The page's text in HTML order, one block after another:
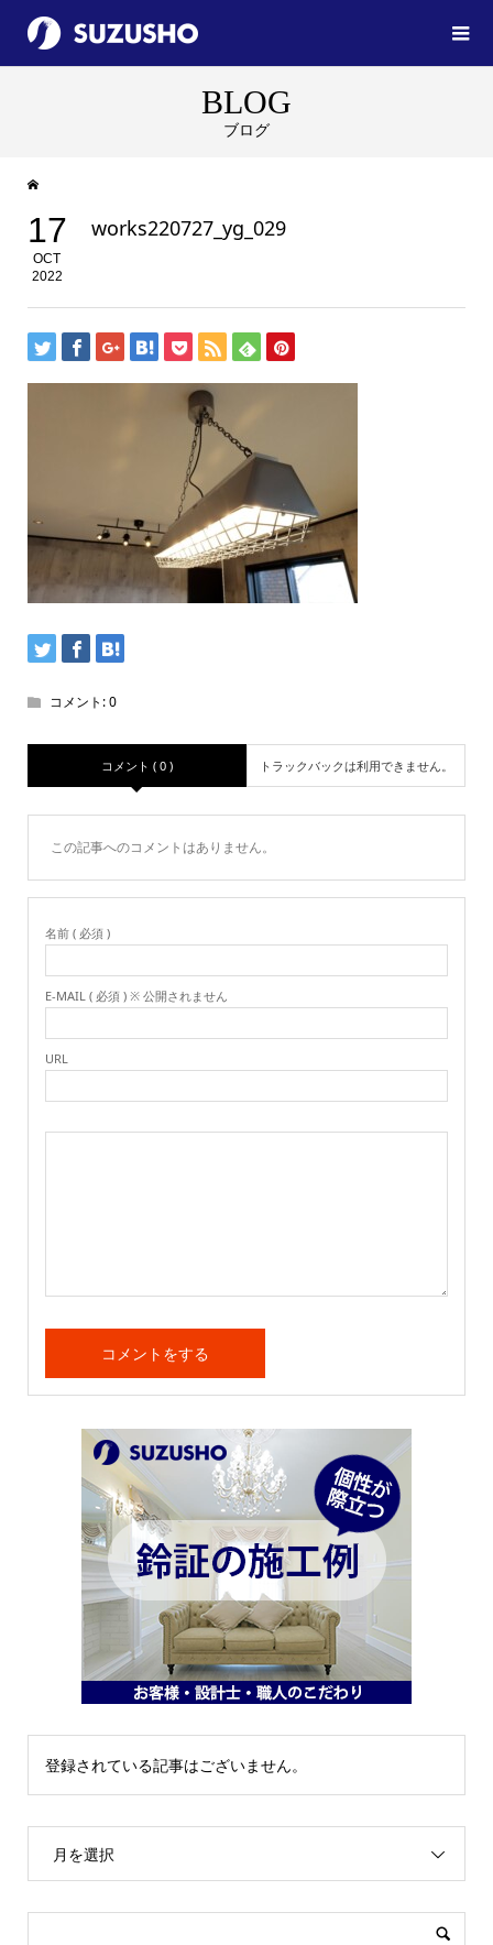
BLOG
ブログ
17
OCT
2022
works220727_yg_029
コメント:0
コメント ( 0 ) トラックバックは利用できません。
この記事へのコメントはありません。
名前 ( 必須 )
E-MAIL ( 必須 ) ※ 公開されません
URL
登録されている記事はございません。
月を選択